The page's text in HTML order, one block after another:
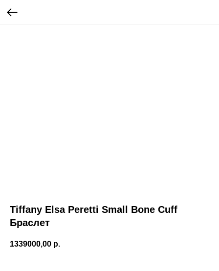
Tiffany Elsa Peretti Small Bone Cuff
Браслет
1339000,00 р.